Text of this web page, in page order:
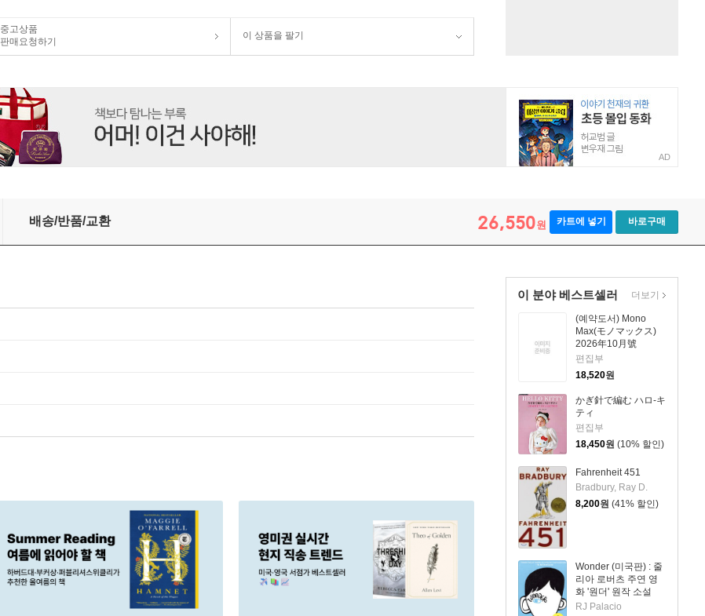
중고상품
판매요청하기
이 상품을 팔기
AD
배송/반품/교환 26,550원 카트에 넣기 바로구매
이 분야 베스트셀러
(예약도서) Mono
Max(モノマックス)
2026年10月號
편집부
18,520원
かぎ針で編む ハロ-キ
ティ
편집부
18,450원 (10% 할인)
Fahrenheit 451
Bradbury, Ray D.
8,200원 (41% 할인)
Wonder (미국판) : 줄
리아 로버츠 주연 영
화 '원더' 원작 소설
RJ Palacio
더보기